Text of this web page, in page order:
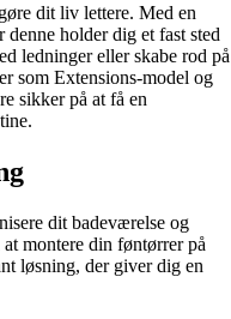
dit liv lettere. Med en
holder dig et fast sted
ledninger eller skabe rod på
som Extensions-model og
sikker på at få en
dit badeværelse og
montere din føntørrer på
løsning, der giver dig en